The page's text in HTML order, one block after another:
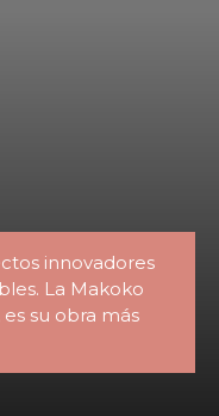
innovadores
La Makoko
su obra más